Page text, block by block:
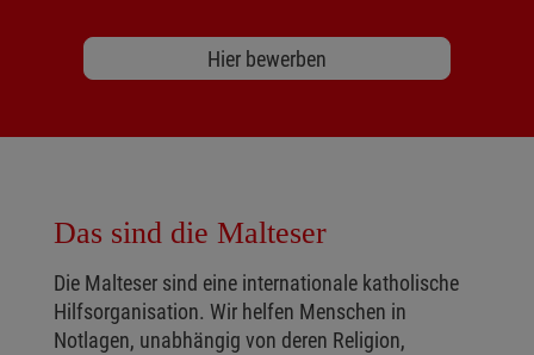
Hier bewerben
Das sind die Malteser
Die Malteser sind eine internationale katholische
Hilfsorganisation. Wir helfen Menschen in
Notlagen, unabhängig von deren Religion,